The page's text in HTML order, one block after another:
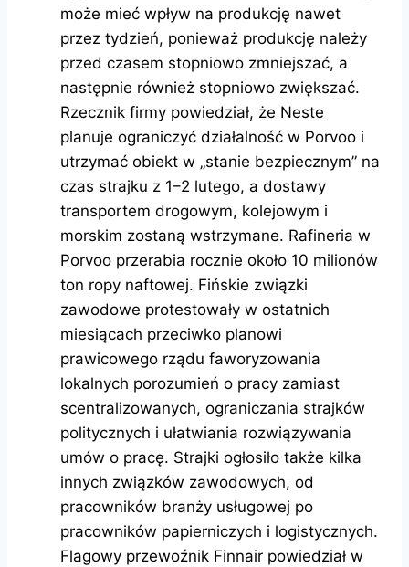
może mieć wpływ na produkcję nawet
przez tydzień, ponieważ produkcję należy
przed czasem stopniowo zmniejszać, a
następnie również stopniowo zwiększać.
Rzecznik firmy powiedział, że Neste
planuje ograniczyć działalność w Porvoo i
utrzymać obiekt w „stanie bezpiecznym” na
czas strajku z 1–2 lutego, a dostawy
transportem drogowym, kolejowym i
morskim zostaną wstrzymane. Rafineria w
Porvoo przerabia rocznie około 10 milionów
ton ropy naftowej. Fińskie związki
zawodowe protestowały w ostatnich
miesiącach przeciwko planowi
prawicowego rządu faworyzowania
lokalnych porozumień o pracy zamiast
scentralizowanych, ograniczania strajków
politycznych i ułatwiania rozwiązywania
umów o pracę. Strajki ogłosiło także kilka
innych związków zawodowych, od
pracowników branży usługowej po
pracowników papierniczych i logistycznych.
Flagowy przewoźnik Finnair powiedział w